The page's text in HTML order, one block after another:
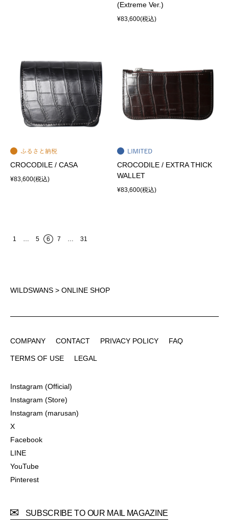
(Extreme Ver.)
¥83,600(税込)
CROCODILE / CASA
¥83,600(税込)
CROCODILE / EXTRA THICK
WALLET
¥83,600(税込)
1 … 5 6 7 … 31
WILDSWANS > ONLINE SHOP
COMPANY
CONTACT
PRIVACY POLICY
FAQ
TERMS OF USE
LEGAL
Instagram (Official)
Instagram (Store)
Instagram (marusan)
X
Facebook
LINE
YouTube
Pinterest
SUBSCRIBE TO OUR MAIL MAGAZINE